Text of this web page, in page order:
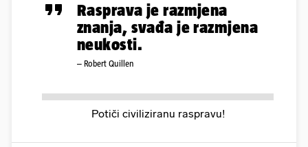
Rasprava je razmjena
znanja, svađa je razmjena
neukosti.
– Robert Quillen
Potiči civiliziranu raspravu!